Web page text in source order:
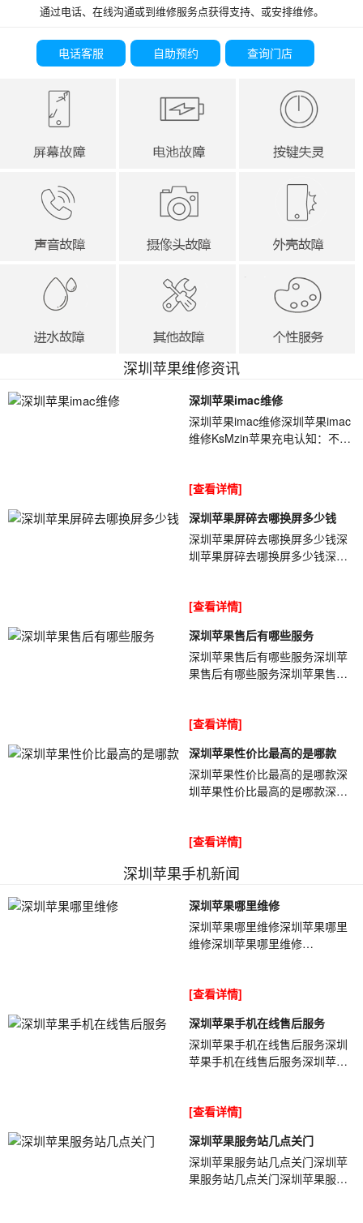
通过电话、在线沟通或到维修服务点获得支持、或安排维修。
电话客服 自助预约 查询门店
深圳苹果维修资讯
深圳苹果imac维修
深圳苹果imac维修深圳苹果imac
维修KsMzin苹果充电认知：不要
锂电池的最大杀...
[查看详情]
深圳苹果屏碎去哪换屏多少钱
深圳苹果屏碎去哪换屏多少钱深
圳苹果屏碎去哪换屏多少钱深圳
问题。不匹配则考...
[查看详情]
深圳苹果售后有哪些服务
深圳苹果售后有哪些服务深圳苹
果售后有哪些服务深圳苹果售后
苹果手机一...
[查看详情]
深圳苹果性价比最高的是哪款
深圳苹果性价比最高的是哪款深
圳苹果性价比最高的是哪款深圳
款最贵苹果...
[查看详情]
深圳苹果手机新闻
深圳苹果哪里维修
深圳苹果哪里维修深圳苹果哪里
维修深圳苹果哪里维修
尽量放下手机让其冷却...
[查看详情]
深圳苹果手机在线售后服务
深圳苹果手机在线售后服务深圳
苹果手机在线售后服务深圳苹果
无法充电是无...
[查看详情]
深圳苹果服务站几点关门
深圳苹果服务站几点关门深圳苹
果服务站几点关门深圳苹果服务